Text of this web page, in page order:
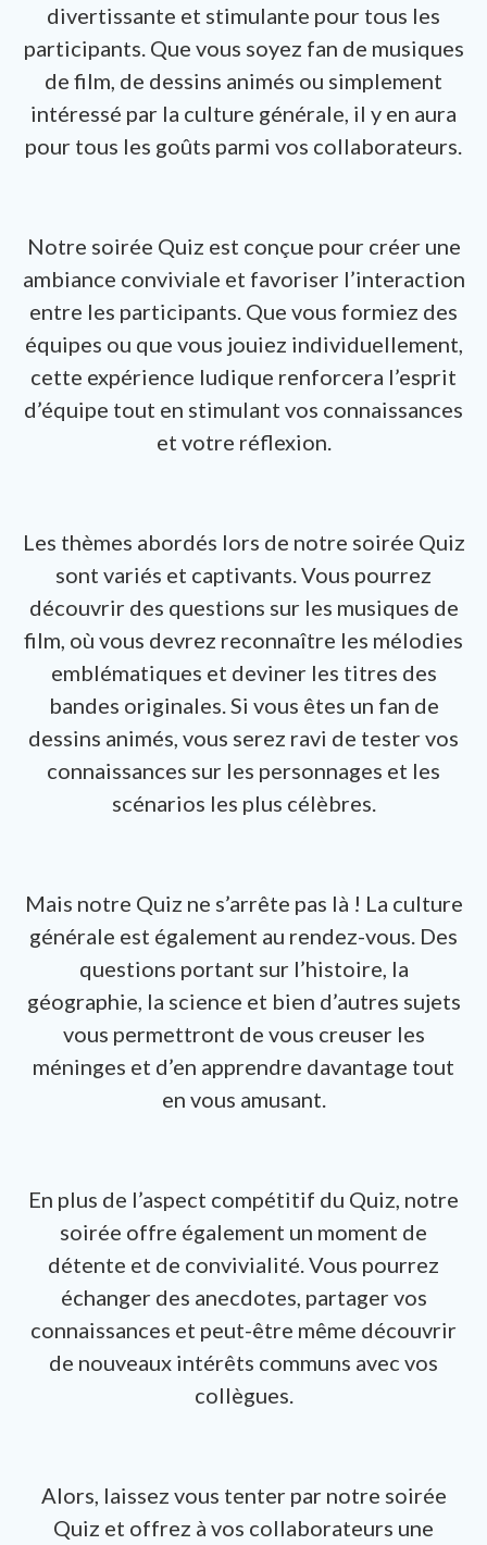
divertissante et stimulante pour tous les
participants. Que vous soyez fan de musiques
de film, de dessins animés ou simplement
intéressé par la culture générale, il y en aura
pour tous les goûts parmi vos collaborateurs.
Notre soirée Quiz est conçue pour créer une
ambiance conviviale et favoriser l’interaction
entre les participants. Que vous formiez des
équipes ou que vous jouiez individuellement,
cette expérience ludique renforcera l’esprit
d’équipe tout en stimulant vos connaissances
et votre réflexion.
Les thèmes abordés lors de notre soirée Quiz
sont variés et captivants. Vous pourrez
découvrir des questions sur les musiques de
film, où vous devrez reconnaître les mélodies
emblématiques et deviner les titres des
bandes originales. Si vous êtes un fan de
dessins animés, vous serez ravi de tester vos
connaissances sur les personnages et les
scénarios les plus célèbres.
Mais notre Quiz ne s’arrête pas là ! La culture
générale est également au rendez-vous. Des
questions portant sur l’histoire, la
géographie, la science et bien d’autres sujets
vous permettront de vous creuser les
méninges et d’en apprendre davantage tout
en vous amusant.
En plus de l’aspect compétitif du Quiz, notre
soirée offre également un moment de
détente et de convivialité. Vous pourrez
échanger des anecdotes, partager vos
connaissances et peut-être même découvrir
de nouveaux intérêts communs avec vos
collègues.
Alors, laissez vous tenter par notre soirée
Quiz et offrez à vos collaborateurs une